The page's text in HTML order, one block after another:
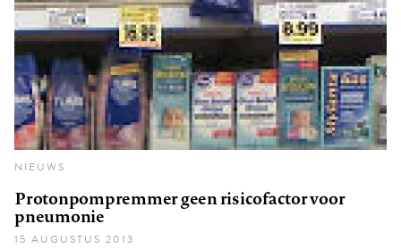
NIEUWS
Protonpompremmer geen risicofactor voor
pneumonie
15 AUGUSTUS 2013